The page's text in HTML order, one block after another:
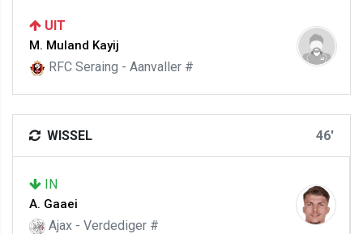
UIT
M. Muland Kayij
RFC Seraing - Aanvaller #
WISSEL 46'
IN
A. Gaaei
Ajax - Verdediger #